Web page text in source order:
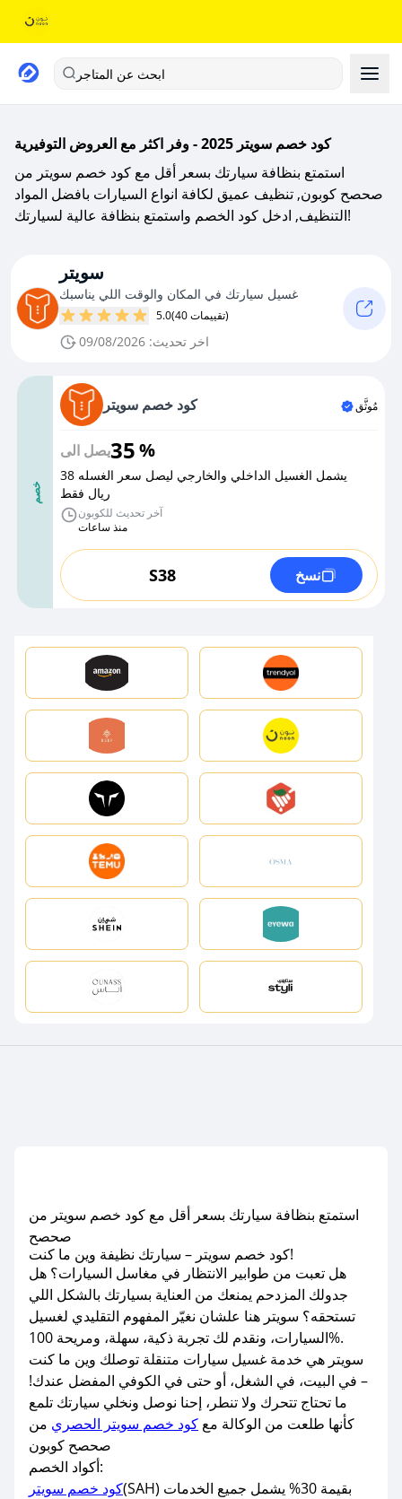
ابحث عن المتاجر
كود خصم سويتر 2025 - وفر اكثر مع العروض التوفيرية
استمتع بنظافة سيارتك بسعر أقل مع كود خصم سويتر من
صحصح كوبون, تنظيف عميق لكافة انواع السيارات بافضل المواد
التنظيف, ادخل كود الخصم واستمتع بنظافة عالية لسيارتك!
سويتر
غسيل سيارتك في المكان والوقت اللي يناسبك
5.0 (40 تقييمات)
اخر تحديث: 09/08/2026
خصم
كود خصم سويتر مُوثَّق
يصل الى35%
يشمل الغسيل الداخلي والخارجي ليصل سعر الغسله 38
ريال فقط
آخر تحديث للكوبون
منذ ساعات
S38 نسخ
استمتع بنظافة سيارتك بسعر أقل مع كود خصم سويتر من
صحصح
كود خصم سويتر – سيارتك نظيفة وين ما كنت!
هل تعبت من طوابير الانتظار في مغاسل السيارات؟ هل
جدولك المزدحم يمنعك من العناية بسيارتك بالشكل اللي
تستحقه؟ سويتر هنا علشان نغيّر المفهوم التقليدي لغسيل
السيارات، ونقدم لك تجربة ذكية، سهلة، ومريحة 100%.
سويتر هي خدمة غسيل سيارات متنقلة توصلك وين ما كنت
– في البيت، في الشغل، أو حتى في الكوفي المفضل عندك!
ما تحتاج تتحرك ولا تنطر، إحنا نوصل ونخلي سيارتك تلمع
كأنها طلعت من الوكالة مع كود خصم سويتر الحصري من
صحصح كوبون
أكواد الخصم:
كود خصم سويتر(SAH) بقيمة 30% يشمل جميع الخدمات